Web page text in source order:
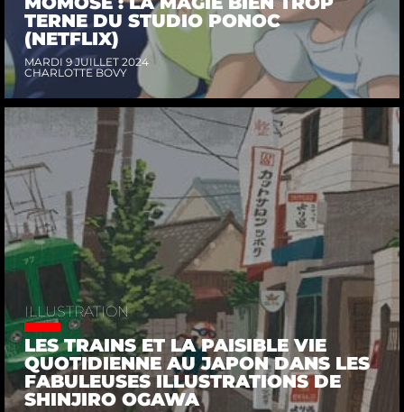
TERNE DU STUDIO PONOC
(NETFLIX)
MARDI 9 JUILLET 2024
CHARLOTTE BOVY
ILLUSTRATION
LES TRAINS ET LA PAISIBLE VIE
QUOTIDIENNE AU JAPON DANS LES
FABULEUSES ILLUSTRATIONS DE
SHINJIRO OGAWA